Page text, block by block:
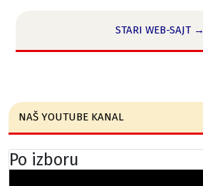
STARI WEB-SAJT →
NAŠ YOUTUBE KANAL
Po izboru